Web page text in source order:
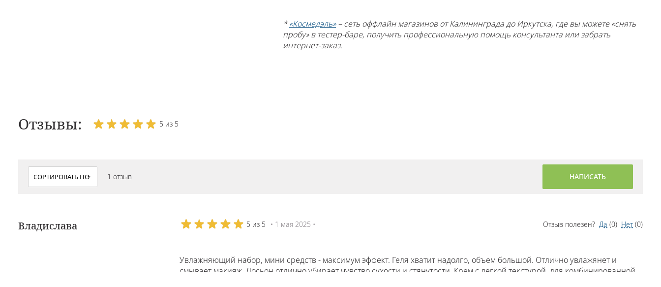
*«Космедэль»– сеть оффлайн магазинов от Калининграда до Иркутска, где вы можете «снять
пробу» в тестер-баре, получить профессиональную помощь консультанта или забрать
интернет-заказ.
Отзывы: 5 из 5
1 отзыв НАПИСАТЬ
Владислава 5 из 5 • 1 мая 2025 • Отзыв полезен? Да (0) Нет (0)
Увлажняющий набор, мини средств - максимум эффект. Геля хватит надолго, объем большой. Отлично увлажянет и
смывает макияж. Лосьон отлично убирает чувство сухости и стянутости. Крем с лёгкой текстурой, для комбинированной